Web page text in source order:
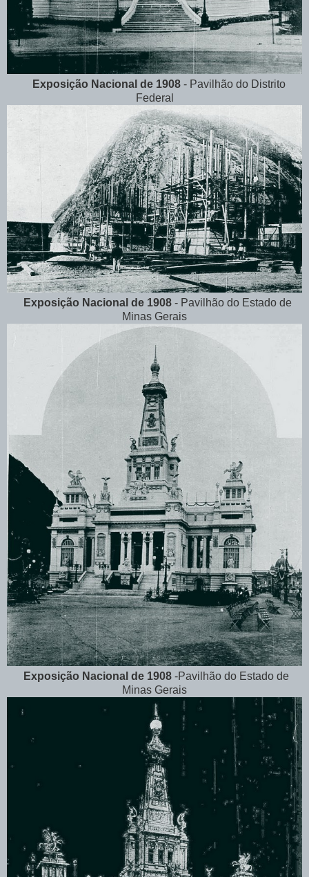
Exposição Nacional de 1908 - Pavilhão do Distrito
Federal
Exposição Nacional de 1908 - Pavilhão do Estado de
Minas Gerais
Exposição Nacional de 1908 -Pavilhão do Estado de
Minas Gerais